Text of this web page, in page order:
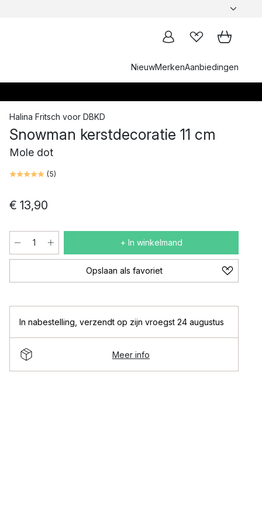
NieuwMerkenAanbiedingen
Halina Fritsch voor DBKD
Snowman kerstdecoratie 11 cm
Mole dot
(5)
€ 13,90
+ In winkelmand
Opslaan als favoriet
In nabestelling verzendt op zijn vroegst 24 augustus
Meer info